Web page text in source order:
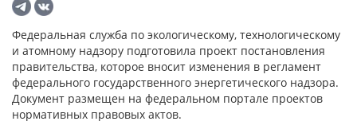
Федеральная служба по экологическому, технологическому
и атомному надзору подготовила проект постановления
правительства, которое вносит изменения в регламент
федерального государственного энергетического надзора.
Документ размещен на федеральном портале проектов
нормативных правовых актов.